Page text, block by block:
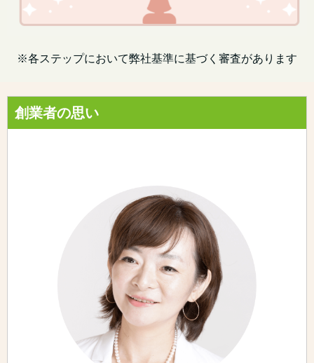
※各ステップにおいて弊社基準に基づく審査があります
創業者の思い